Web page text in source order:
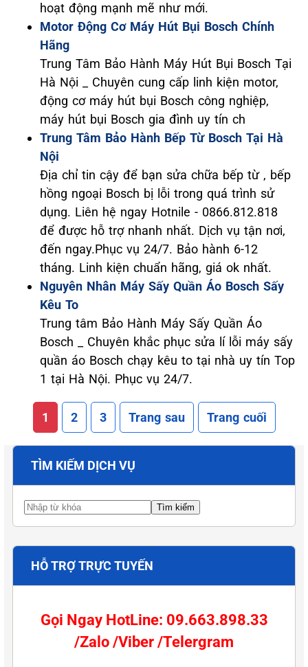
hoạt động mạnh mẽ như mới.
Motor Động Cơ Máy Hút Bụi Bosch Chính
Hãng
Trung Tâm Bảo Hành Máy Hút Bụi Bosch Tại
Hà Nội _ Chuyên cung cấp linh kiện motor,
động cơ máy hút bụi Bosch công nghiệp,
máy hút bụi Bosch gia đình uy tín ch
Trung Tâm Bảo Hành Bếp Từ Bosch Tại Hà
Nội
Địa chỉ tin cậy để bạn sửa chữa bếp từ , bếp
hồng ngoại Bosch bị lỗi trong quá trình sử
dụng. Liên hệ ngay Hotnile - 0866.812.818
để được hỗ trợ nhanh nhất. Dịch vụ tận nơi,
đến ngay.Phục vụ 24/7. Bảo hành 6-12
tháng. Linh kiện chuẩn hãng, giá ok nhất.
Nguyên Nhân Máy Sấy Quần Áo Bosch Sấy
Kêu To
Trung tâm Bảo Hành Máy Sấy Quần Áo
Bosch _ Chuyên khắc phục sửa lí lỗi máy sấy
quần áo Bosch chạy kêu to tại nhà uy tín Top
1 tại Hà Nội. Phục vụ 24/7.
1 2 3 Trang sau Trang cuối
TÌM KIẾM DỊCH VỤ
HỖ TRỢ TRỰC TUYẾN
Gọi Ngay HotLine: 09.663.898.33
/Zalo /Viber /Telergram